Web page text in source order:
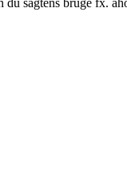
sagtens bruge fx.